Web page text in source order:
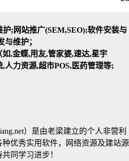
;网站推广(SEM,SEO);软件安装与
维护；
,金蝶,用友,管家婆,速达,星宇
人力资源,超市POS,医药管理等;
）是由老梁建立的个人非营利
优秀实用软件，网络资源及建站源
同学习进步！